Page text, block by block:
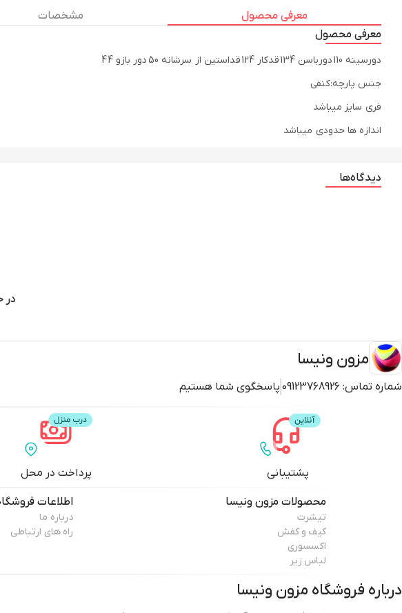
معرفی محصول مشخصات
معرفی محصول
دورسینه 110 دورباسن 134 قدکار 124 قداستین از سرشانه 50 دور بازو 44
جنس پارچه:کنفی
فری سایز میباشد
اندازه ها حدودی میباشد
دیدگاه‌ها
در
مزون ونیسا
شماره تماس: 09123768926 پاسخگوی شما هستیم
پشتیبانی پرداخت در محل
محصولاتمزون ونیسا
تیشرت
کیف و کفش
اکسسوری
لباس زیر
اطلاعات
درباره ما
راه های ارتباطی
درباره فروشگاه مزون ونیسا